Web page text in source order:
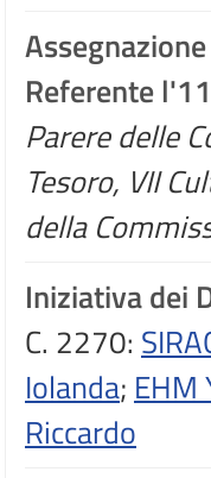
Assegnazione
Referente
Parere delle
Tesoro, VII
della
Iniziativa dei
C. 2270:
Iolanda; EHM
Riccardo